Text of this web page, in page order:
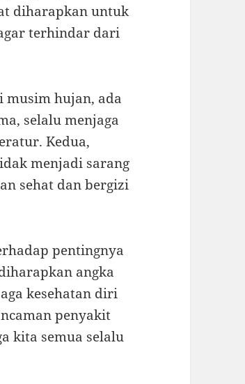
diharapkan untuk
terhindar dari
musim hujan, ada
selalu menjaga
Kedua,
menjadi sarang
sehat dan bergizi
pentingnya
angka
kesehatan diri
penyakit
kita semua selalu